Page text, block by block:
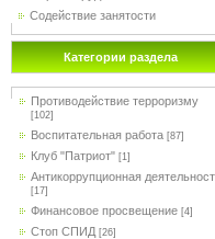
Содействие занятости
Категории раздела
Противодействие терроризму
[102]
Воспитательная работа [87]
Клуб "Патриот" [1]
Антикоррупционная
[17]
Финансовое просвещение [4]
Стоп СПИД [26]